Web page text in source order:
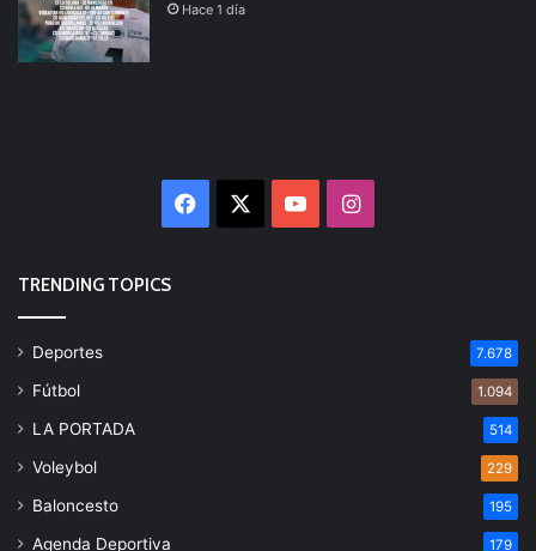
Hace 1 día
Facebook YouTubeInstagram
TRENDING TOPICS
Deportes 7.678
Fútbol 1.094
LA PORTADA 514
Voleybol 229
Baloncesto 195
Agenda Deportiva 179